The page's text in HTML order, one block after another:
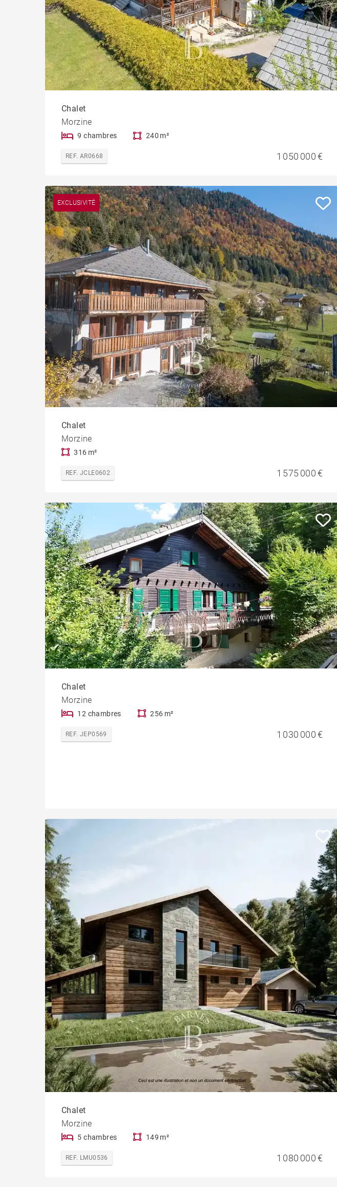
Chalet
Morzine
9 chambres 240 m²
REF. AR0668 1 050 000 €
EXCLUSIVITÉ
Chalet
Morzine
316 m²
REF. JCLE0602 1 575 000 €
Chalet
Morzine
12 chambres 256 m²
REF. JEP0569 1 030 000 €
Chalet
Morzine
5 chambres 149 m²
REF. LMU0536 1 080 000 €